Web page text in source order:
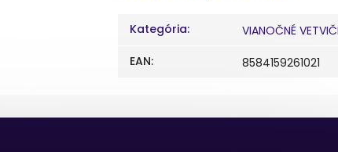
Kategória:
VIANOČNÉ
EAN: 8584159261021